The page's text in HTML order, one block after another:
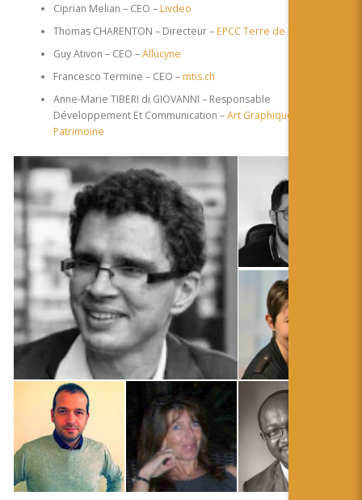
Ciprian Melian – CEO – Livdeo
Thomas CHARENTON – Directeur – EPCC Terre de Louis Pasteur
Guy Ativon – CEO –Allucyne
Francesco Termine – CEO – mtis.ch
Anne-Marie TIBERI di GIOVANNI – Responsable
Développement Et Communication –Art Graphique &
Patrimoine